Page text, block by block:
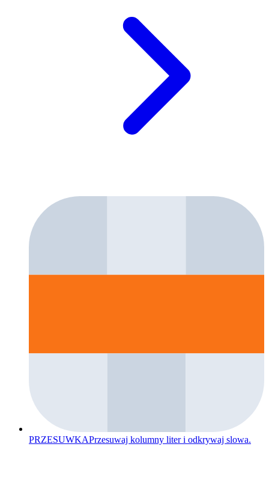
PRZESUWKAPrzesuwaj kolumny liter i odkrywaj slowa.